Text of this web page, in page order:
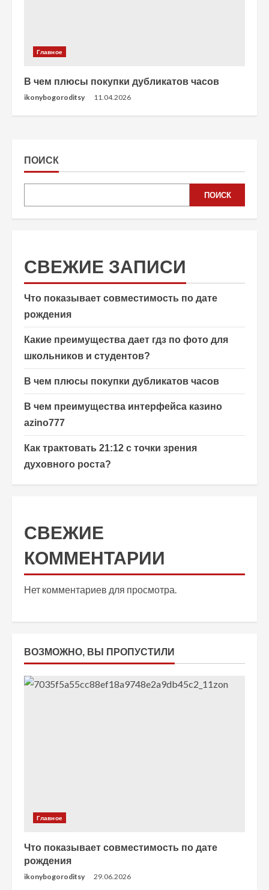
Главное
В чем плюсы покупки дубликатов часов
ikonybogoroditsy 11.04.2026
ПОИСК
ПОИСК
СВЕЖИЕ ЗАПИСИ
Что показывает совместимость по дате
рождения
Какие преимущества дает гдз по фото для
школьников и студентов?
В чем плюсы покупки дубликатов часов
В чем преимущества интерфейса казино
azino777
Как трактовать 21:12 с точки зрения
духовного роста?
СВЕЖИЕ
КОММЕНТАРИИ
Нет комментариев для просмотра.
ВОЗМОЖНО, ВЫ ПРОПУСТИЛИ
Главное
Что показывает совместимость по дате
рождения
ikonybogoroditsy 29.06.2026